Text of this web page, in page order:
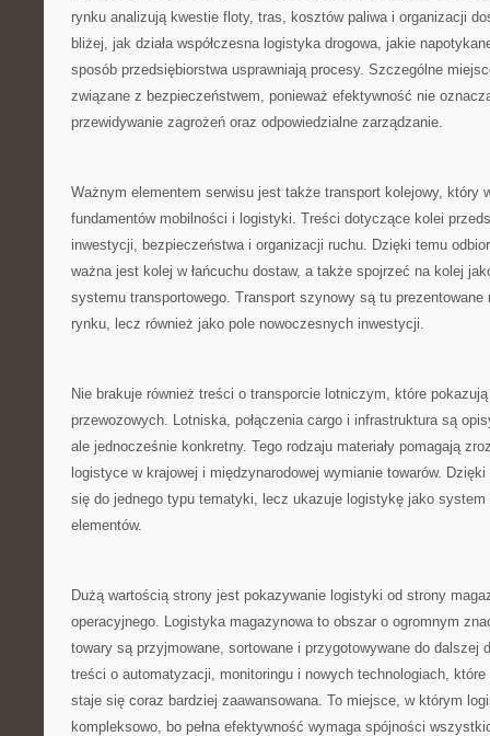
rynku analizują kwestie floty, tras, kosztów paliwa i organizacji
bliżej, jak działa współczesna logistyka drogowa, jakie
sposób przedsiębiorstwa usprawniają procesy. Szczególne
związane z bezpieczeństwem, ponieważ efektywność nie
przewidywanie zagrożeń oraz odpowiedzialne zarządzanie.
Ważnym elementem serwisu jest także transport kolejowy, który
fundamentów mobilności i logistyki. Treści dotyczące kolei
inwestycji, bezpieczeństwa i organizacji ruchu. Dzięki temu
ważna jest kolej w łańcuchu dostaw, a także spojrzeć na kolej
systemu transportowego. Transport szynowy są tu prezentowane
rynku, lecz również jako pole nowoczesnych inwestycji.
Nie brakuje również treści o transporcie lotniczym, które
przewozowych. Lotniska, połączenia cargo i infrastruktura są
ale jednocześnie konkretny. Tego rodzaju materiały pomagają
logistyce w krajowej i międzynarodowej wymianie towarów.
się do jednego typu tematyki, lecz ukazuje logistykę jako system
elementów.
Dużą wartością strony jest pokazywanie logistyki od strony
operacyjnego. Logistyka magazynowa to obszar o ogromnym
towary są przyjmowane, sortowane i przygotowywane do dalszej
treści o automatyzacji, monitoringu i nowych technologiach,
staje się coraz bardziej zaawansowana. To miejsce, w którym
kompleksowo, bo pełna efektywność wymaga spójności